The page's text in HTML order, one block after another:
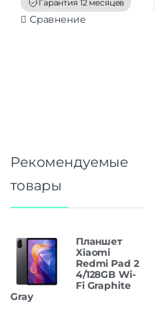
5
Гарантия 12 месяцев
Сравнение
Рекомендуемые
товары
Планшет
Xiaomi
Redmi Pad 2
4/128GB Wi-
Fi Graphite
Gray